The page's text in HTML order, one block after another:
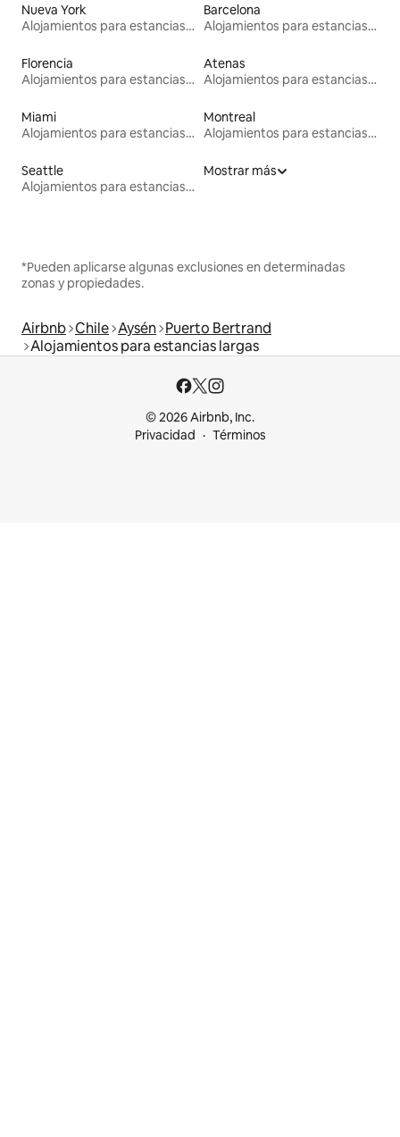
Nueva York
Alojamientos para estancias largas
Barcelona
Alojamientos para estancias largas
Florencia
Alojamientos para estancias largas
Atenas
Alojamientos para estancias largas
Miami
Alojamientos para estancias largas
Montreal
Alojamientos para estancias largas
Seattle
Alojamientos para estancias largas
Mostrar más
*Pueden aplicarse algunas exclusiones en determinadas
zonas y propiedades.
Airbnb Chile Aysén Puerto Bertrand
Alojamientos para estancias largas
© 2026 Airbnb, Inc.
Privacidad
Términos